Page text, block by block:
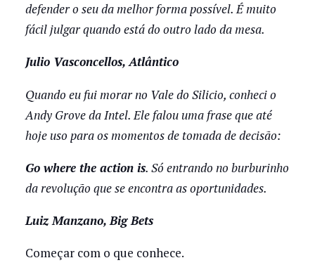
defender o seu da melhor forma possível. É muito
fácil julgar quando está do outro lado da mesa.
Julio Vasconcellos, Atlântico
Quando eu fui morar no Vale do Silicio, conheci o
Andy Grove da Intel. Ele falou uma frase que até
hoje uso para os momentos de tomada de decisão:
Go where the action is. Só entrando no burburinho
da revolução que se encontra as oportunidades.
Luiz Manzano, Big Bets
Começar com o que conhece.